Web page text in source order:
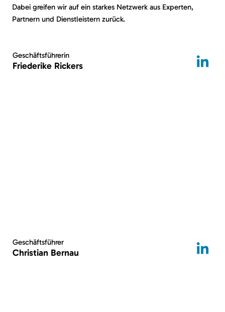
Dabei greifen wir auf ein starkes Netzwerk aus Experten,
Partnern und Dienstleistern zurück.
Geschäftsführerin
Friederike Rickers
Geschäftsführer
Christian Bernau